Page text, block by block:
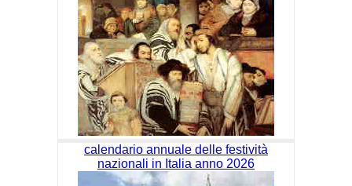
calendario annuale delle festività
nazionali in Italia anno 2026